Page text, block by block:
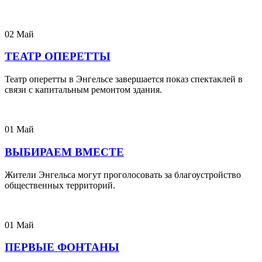
02 Май
ТЕАТР ОПЕРЕТТЫ
Театр оперетты в Энгельсе завершается показ спектаклей в
связи с капитальным ремонтом здания.
01 Май
ВЫБИРАЕМ ВМЕСТЕ
Жители Энгельса могут проголосовать за благоустройство
общественных территорий.
01 Май
ПЕРВЫЕ ФОНТАНЫ